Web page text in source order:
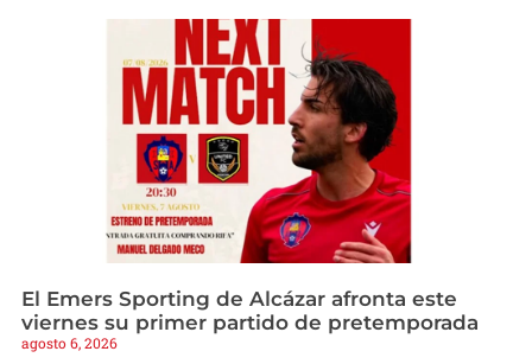
El Emers Sporting de Alcázar afronta este
viernes su primer partido de pretemporada
agosto 6, 2026